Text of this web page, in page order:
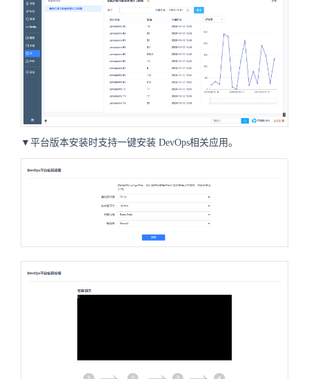
▼平台版本安装时支持一键安装 DevOps相关应用。